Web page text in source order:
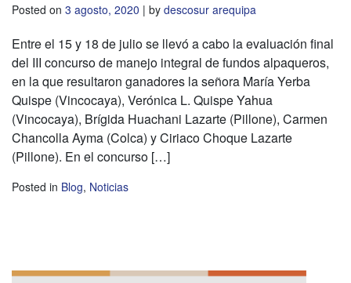
Posted on 3 agosto, 2020 | by descosur arequipa
Entre el 15 y 18 de julio se llevó a cabo la evaluación final
del III concurso de manejo integral de fundos alpaqueros,
en la que resultaron ganadores la señora María Yerba
Quispe (Vincocaya), Verónica L. Quispe Yahua
(Vincocaya), Brígida Huachani Lazarte (Pillone), Carmen
Chancolla Ayma (Colca) y Ciriaco Choque Lazarte
(Pillone). En el concurso […]
Posted in Blog, Noticias